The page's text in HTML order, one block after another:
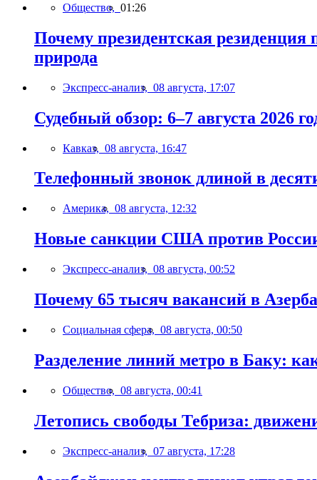
Общество, 01:26
Почему президентская резиденция
природа
Экспресс-анализ, 08 августа, 17:07
Судебный обзор: 6–7 августа 2026
Кавказ, 08 августа, 16:47
Телефонный звонок длиной в
Америка, 08 августа, 12:32
Новые санкции США против
Экспресс-анализ, 08 августа, 00:52
Почему 65 тысяч вакансий в
Социальная сфера, 08 августа, 00:50
Разделение линий метро в Баку:
Общество, 08 августа, 00:41
Летопись свободы Тебриза:
Экспресс-анализ, 07 августа, 17:28